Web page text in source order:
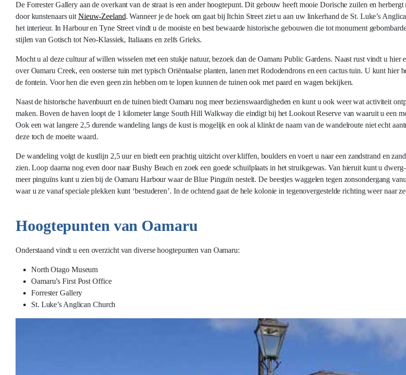
De Forrester Gallery aan de overkant van de straat is een ander hoogtepunt. Dit gebouw heeft mooie Dorische zuilen en herbergt
door kunstenaars uit Nieuw-Zeeland. Wanneer je de hoek om gaat bij Itchin Street ziet u aan uw linkerhand de St. Luke’s
het interieur. In Harbour en Tyne Street vindt u de mooiste en best bewaarde historische gebouwen die tot monument
stijlen van Gotisch tot Neo-Klassiek, Italiaans en zelfs Grieks.
Mocht u al deze cultuur af willen wisselen met een stukje natuur, bezoek dan de Oamaru Public Gardens. Naast rust vindt u hier
over Oamaru Creek, een oosterse tuin met typisch Oriëntaalse planten, lanen met Rododendrons en een cactus tuin. U kunt hier
de fontein. Voor hen die even geen zin hebben om te lopen kunnen de tuinen ook met paard en wagen bekijken.
Naast de historische havenbuurt en de tuinen biedt Oamaru nog meer bezienswaardigheden en kunt u ook weer wat activiteit
maken. Boven de haven loopt de 1 kilometer lange South Hill Walkway die eindigt bij het Lookout Reserve van waaruit u een
Ook een wat langere 2,5 durende wandeling langs de kust is mogelijk en ook al klinkt de naam van de wandelroute niet echt
deze toch de moeite waard.
De wandeling volgt de kustlijn 2,5 uur en biedt een prachtig uitzicht over kliffen, boulders en voert u naar een zandstrand en
zien. Loop daarna nog even door naar Bushy Beach en zoek een goede schuilplaats in het struikgewas. Van hieruit kunt u
meer pinguïns kunt u zien bij de Oamaru Harbour waar de Blue Pinguïn nestelt. De beestjes waggelen tegen zonsondergang
waar u ze vanaf speciale plekken kunt ‘bestuderen’. In de ochtend gaat de hele kolonie in tegenovergestelde richting weer naar
Hoogtepunten van Oamaru
Onderstaand vindt u een overzicht van diverse hoogtepunten van Oamaru:
North Otago Museum
Oamaru’s First Post Office
Forrester Gallery
St. Luke’s Anglican Church